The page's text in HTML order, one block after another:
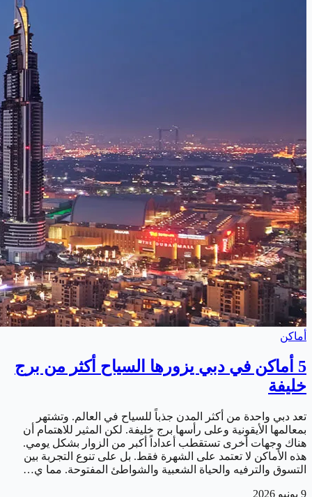
أماكن
5 أماكن في دبي يزورها السياح أكثر من برج
خليفة
تعد دبي واحدة من أكثر المدن جذباً للسياح في العالم. وتشتهر
بمعالمها الأيقونية وعلى رأسها برج خليفة. لكن المثير للاهتمام أن
هناك وجهات أخرى تستقطب أعداداً أكبر من الزوار بشكل يومي.
هذه الأماكن لا تعتمد على الشهرة فقط. بل على تنوع التجربة بين
التسوق والترفيه والحياة الشعبية والشواطئ المفتوحة. مما ي…
9 يونيو 2026